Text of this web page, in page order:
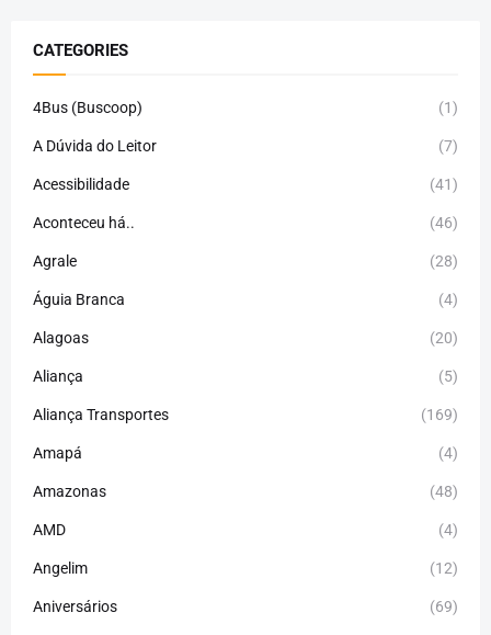
CATEGORIES
4Bus (Buscoop) (1)
A Dúvida do Leitor (7)
Acessibilidade (41)
Aconteceu há.. (46)
Agrale (28)
Águia Branca (4)
Alagoas (20)
Aliança (5)
Aliança Transportes (169)
Amapá (4)
Amazonas (48)
AMD (4)
Angelim (12)
Aniversários (69)